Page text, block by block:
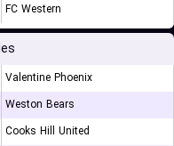
FC Western
Valentine Phoenix
Weston Bears
Cooks Hill United